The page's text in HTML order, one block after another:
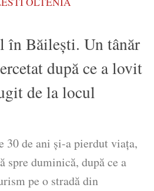
în Băilești. Un tânăr
după ce a lovit
de la locul
30 de ani și-a pierdut viața,
spre duminică, după ce a
pe o stradă din